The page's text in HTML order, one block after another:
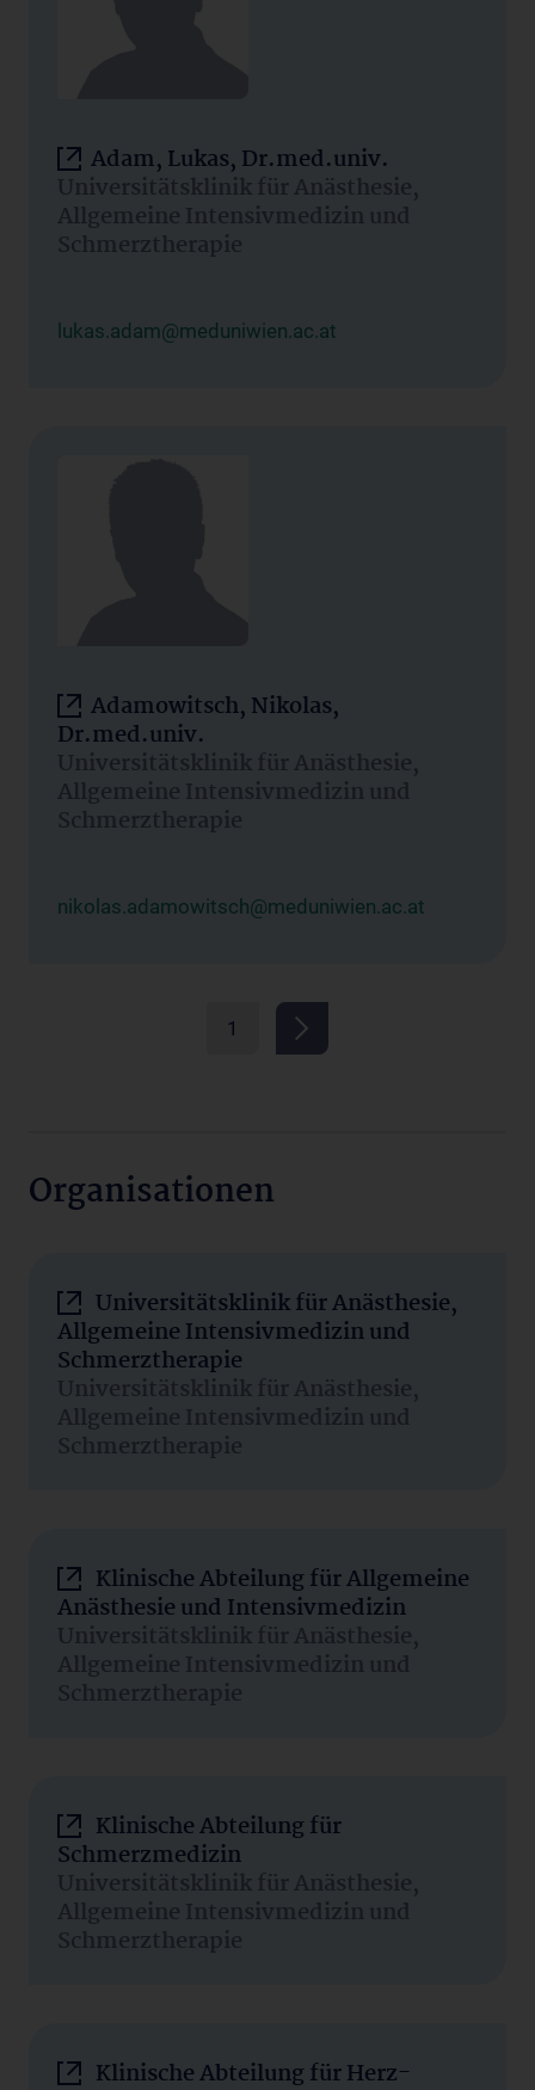
Adam, Lukas, Dr.med.univ.
Universitätsklinik für Anästhesie,
Allgemeine Intensivmedizin und
Schmerztherapie
lukas.adam@meduniwien.ac.at
Adamowitsch, Nikolas,
Dr.med.univ.
Universitätsklinik für Anästhesie,
Allgemeine Intensivmedizin und
Schmerztherapie
nikolas.adamowitsch@meduniwien.ac.at
1
Organisationen
Universitätsklinik für Anästhesie,
Allgemeine Intensivmedizin und
Schmerztherapie
Universitätsklinik für Anästhesie,
Allgemeine Intensivmedizin und
Schmerztherapie
Klinische Abteilung für Allgemeine
Anästhesie und Intensivmedizin
Universitätsklinik für Anästhesie,
Allgemeine Intensivmedizin und
Schmerztherapie
Klinische Abteilung für
Schmerzmedizin
Universitätsklinik für Anästhesie,
Allgemeine Intensivmedizin und
Schmerztherapie
Klinische Abteilung für Herz-